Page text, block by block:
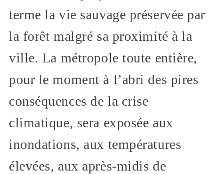
terme la vie sauvage préservée par
la forêt malgré sa proximité à la
ville. La métropole toute entière,
pour le moment à l’abri des pires
conséquences de la crise
climatique, sera exposée aux
inondations, aux températures
élevées, aux après-midis de